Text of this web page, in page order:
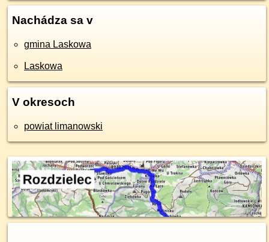
Nachádza sa v
gmina Laskowa
Laskowa
V okresoch
powiat limanowski